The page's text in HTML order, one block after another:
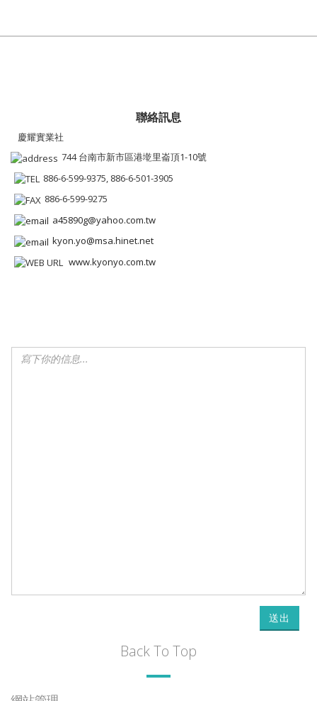
聯絡訊息
慶耀實業社
744 台南市新市區港墘里崙頂1-10號
886-6-599-9375, 886-6-501-3905
886-6-599-9275
a45890g@yahoo.com.tw
kyon.yo@msa.hinet.net
www.kyonyo.com.tw
送出
Back To Top